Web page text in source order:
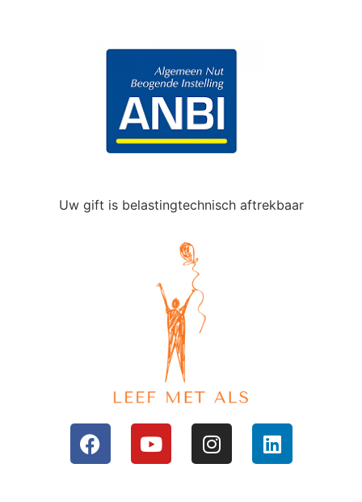
Uw gift is belastingtechnisch aftrekbaar